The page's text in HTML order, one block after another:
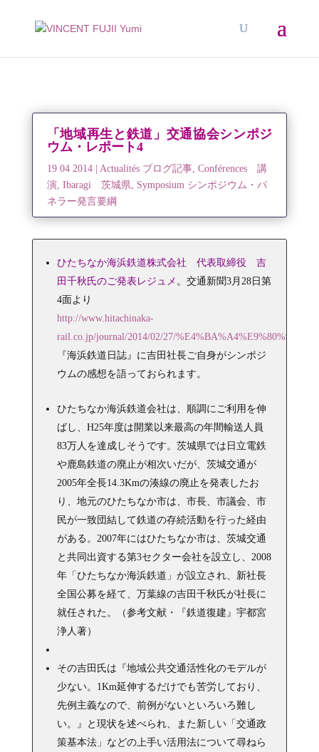
「地域再生と鉄道」交通協会シンポジ
ウム・レポート4
19 04 2014| Actualités ブログ記事, Conférences 講
演, Ibaragi 茨城県, Symposium シンポジウム・パ
ネラー発言要綱
ひたちなか海浜鉄道株式会社 代表取締役 吉
田千秋氏のご発表レジュメ 。交通新聞3月28日第
4面より
http://www.hitachinaka-
rail.co.jp/journal/2014/02/27/
『海浜鉄道日誌』に吉田社長ご自身がシンポジ
ウムの感想を語っておられます。
ひたちなか海浜鉄道会社は、順調にご利用を伸
ばし、H25年度は開業以来最高の年間輸送人員
83万人を達成しそうです。茨城県では日立電鉄
や鹿島鉄道の廃止が相次いだが、茨城交通が
2005年全長14.3Kmの湊線の廃止を発表したお
り、地元のひたちなか市は、市長、市議会、市
民が一致団結して鉄道の存続活動を行った経由
がある。2007年にはひたちなか市は、茨城交通
と共同出資する第3セクター会社を設立し、2008
年「ひたちなか海浜鉄道」が設立され、新社長
全国公募を経て、万葉線の吉田千秋氏が社長に
就任された。（参考文献・『鉄道復建』宇都宮
浄人著）
その吉田氏は『地域公共交通活性化のモデルが
少ない。1Km延伸するだけでも苦労しており、
先例主義なので、前例がないといろいろ難し
い。』と現状を述べられ、また新しい「交通政
策基本法」などの上手い活用法について尋ねら